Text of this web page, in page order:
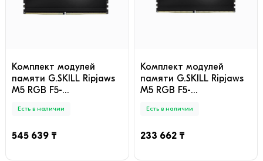
Комплект модулей
памяти G.SKILL Ripjaws
M5 RGB F5-
RM5RK 64GB (Kit
Есть в наличии
545 639 ₸
Комплект модулей
памяти G.SKILL Ripjaws
M5 RGB F5-
32GB (Kit 2x16GB)
Есть в наличии
233 662 ₸